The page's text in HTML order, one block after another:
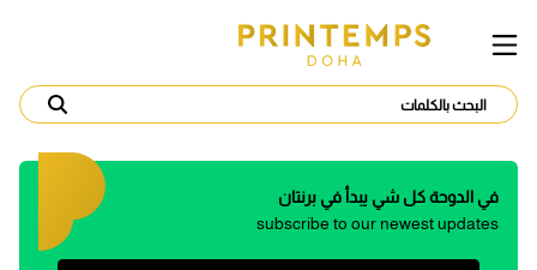
في الدوحة كل شي يبدأ في برنتان
subscribe to our newest updates